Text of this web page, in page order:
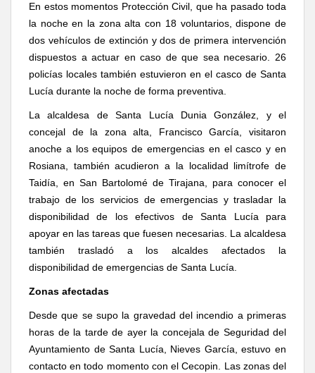
En estos momentos Protección Civil, que ha pasado toda
la noche en la zona alta con 18 voluntarios, dispone de
dos vehículos de extinción y dos de primera intervención
dispuestos a actuar en caso de que sea necesario. 26
policías locales también estuvieron en el casco de Santa
Lucía durante la noche de forma preventiva.
La alcaldesa de Santa Lucía Dunia González, y el
concejal de la zona alta, Francisco García, visitaron
anoche a los equipos de emergencias en el casco y en
Rosiana, también acudieron a la localidad limítrofe de
Taidía, en San Bartolomé de Tirajana, para conocer el
trabajo de los servicios de emergencias y trasladar la
disponibilidad de los efectivos de Santa Lucía para
apoyar en las tareas que fuesen necesarias. La alcaldesa
también trasladó a los alcaldes afectados la
disponibilidad de emergencias de Santa Lucía.
Zonas afectadas
Desde que se supo la gravedad del incendio a primeras
horas de la tarde de ayer la concejala de Seguridad del
Ayuntamiento de Santa Lucía, Nieves García, estuvo en
contacto en todo momento con el Cecopin. Las zonas del